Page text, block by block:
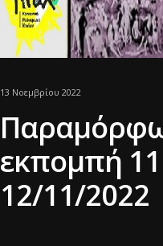
13 Νοεμβρίου 2022
εκπομπή
12/11/2022